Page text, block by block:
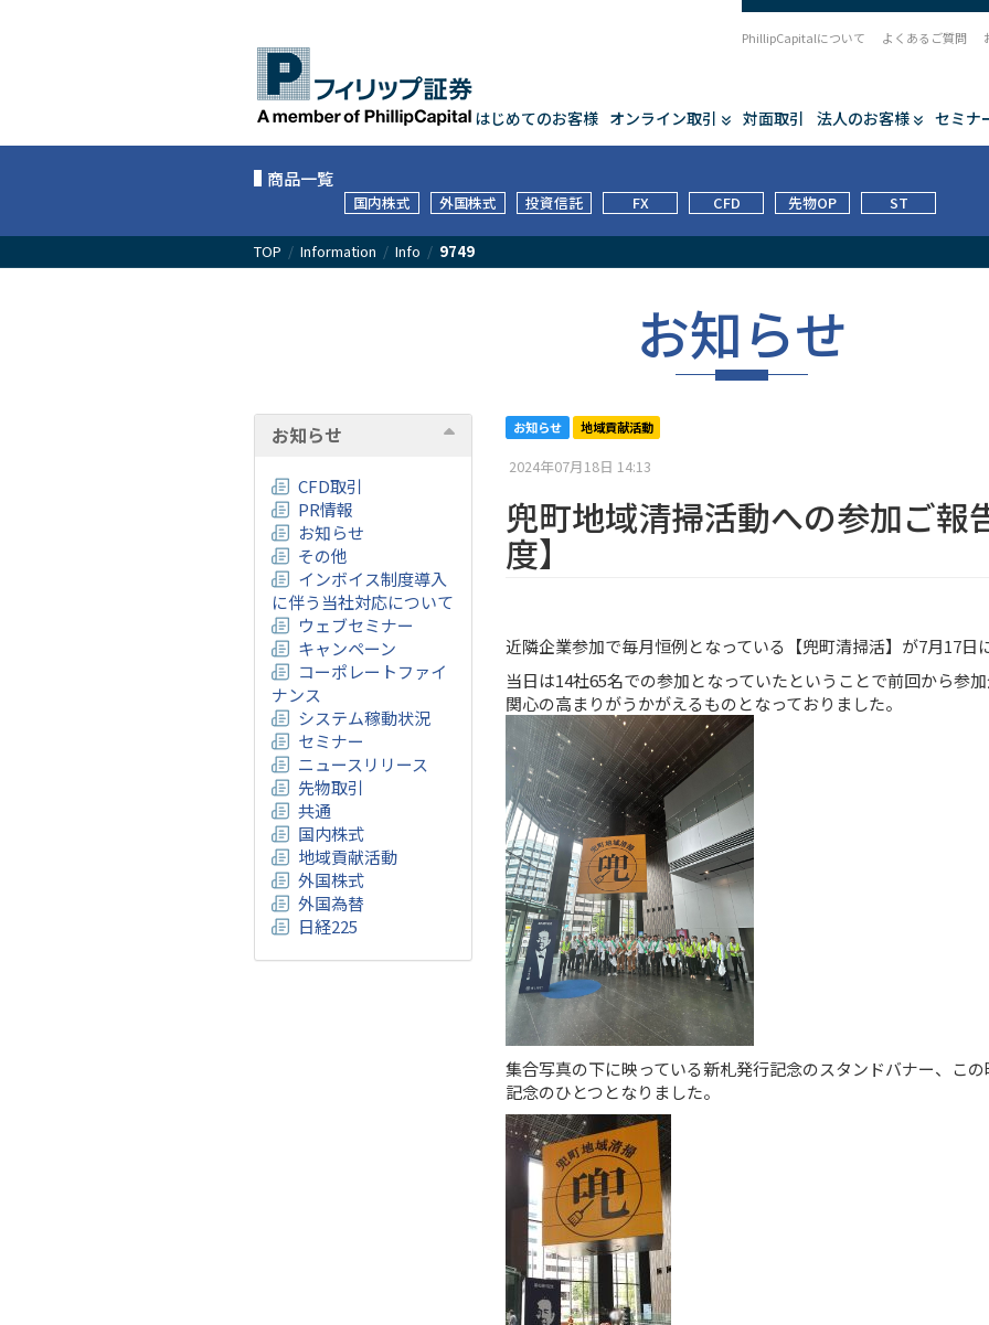
はじめてのお客様 オンライン取引 対面取引 法人のお客様 セミナ
PhillipCapitalについて よくあるご質問
商品一覧
国内株式 外国株式 投資信託 FX CFD 先物OP ST
TOP / Information / Info / 9749
お知らせ
お知らせ
CFD取引
PR情報
お知らせ
その他
インボイス制度導入
に伴う当社対応について
ウェブセミナー
キャンペーン
コーポレートファイ
ナンス
システム稼動状況
セミナー
ニュースリリース
先物取引
共通
国内株式
地域貢献活動
外国株式
外国為替
日経225
お知らせ 地域貢献活動
2024年07月18日 14:13
兜町地域清掃活動への参加ご報
度】
近隣企業参加で毎月恒例となっている【兜町清掃活】が7月17日
当日は14社65名での参加となっていたということで前回から参
関心の高まりがうかがえるものとなっておりました。
集合写真の下に映っている新札発行記念のスタンドバナー、こ
記念のひとつとなりました。